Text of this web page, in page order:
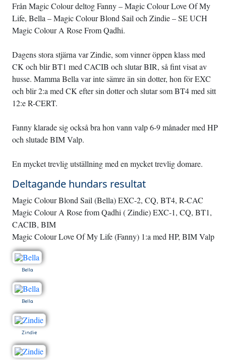
Från Magic Colour deltog Fanny – Magic Colour Love Of My
Life, Bella – Magic Colour Blond Sail och Zindie – SE UCH
Magic Colour A Rose From Qadhi.
Dagens stora stjärna var Zindie, som vinner öppen klass med
CK och blir BT1 med CACIB och slutar BIR, så fint visat av
husse. Mamma Bella var inte sämre än sin dotter, hon för EXC
och blir 2:a med CK efter sin dotter och slutar som BT4 med sitt
12:e R-CERT.
Fanny klarade sig också bra hon vann valp 6-9 månader med HP
och slutade BIM Valp.
En mycket trevlig utställning med en mycket trevlig domare.
Deltagande hundars resultat
Magic Colour Blond Sail (Bella) EXC-2, CQ, BT4, R-CAC
Magic Colour A Rose from Qadhi ( Zindie) EXC-1, CQ, BT1,
CACIB, BIM
Magic Colour Love Of My Life (Fanny) 1:a med HP, BIM Valp
Bella
Bella
Zindie